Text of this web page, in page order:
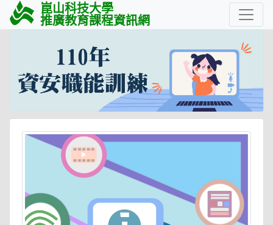
崑山科技大學
推廣教育課程資訊網